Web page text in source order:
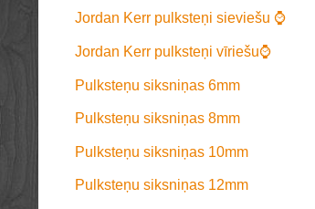
Jordan Kerr pulksteņi sieviešu ⌚
Jordan Kerr pulksteņi vīriešu⌚
Pulksteņu siksniņas 6mm
Pulksteņu siksniņas 8mm
Pulksteņu siksniņas 10mm
Pulksteņu siksniņas 12mm